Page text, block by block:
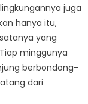
juga
hanya itu,
yang
minggunya
berbondong-
dari